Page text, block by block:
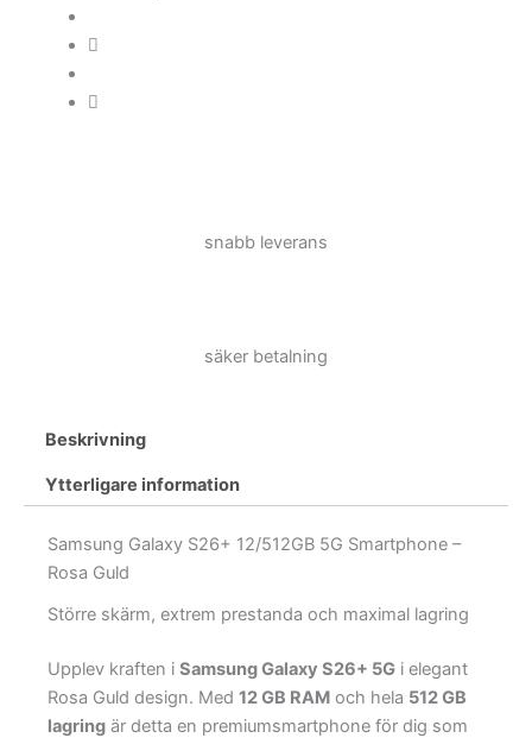
snabb leverans
säker betalning
Beskrivning
Ytterligare information
Samsung Galaxy S26+ 12/512GB 5G Smartphone –
Rosa Guld
Större skärm, extrem prestanda och maximal lagring
Upplev kraften i Samsung Galaxy S26+ 5G i elegant
Rosa Guld design. Med 12 GB RAM och hela 512 GB
lagring är detta en premiumsmartphone för dig som